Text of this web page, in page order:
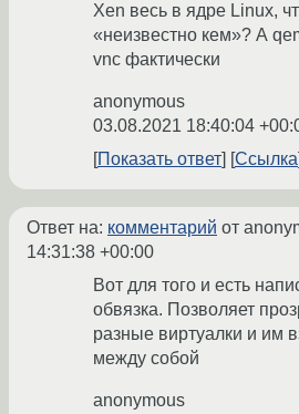
Xen весь в ядре Linux,
«неизвестно кем»? А
vnc фактически
anonymous
03.08.2021 18:40:04
Показать ответ
Ссылка
Ответ на: комментарий от
14:31:38 +00:00
Вот для того и есть
обвязка. Позволяет
разные виртуалки и им
между собой
anonymous